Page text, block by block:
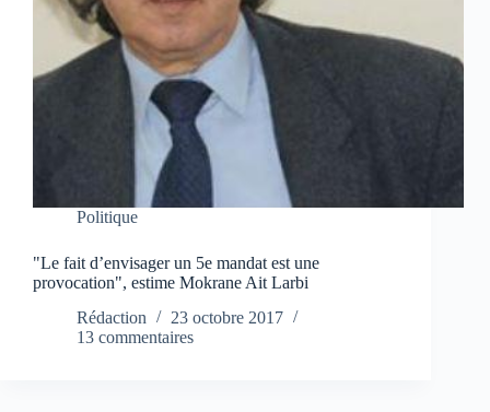
Politique
"Le fait d’envisager un 5e mandat est une
provocation", estime Mokrane Ait Larbi
Rédaction
23 octobre 2017
13 commentaires